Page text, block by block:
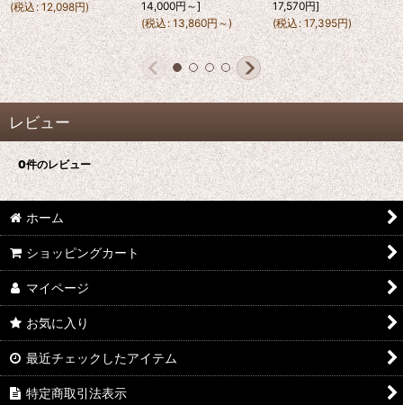
(税込: 12,098円)
14,000円～]
(税込: 13,860円～)
17,570円]
(税込: 17,395円)
レビュー
0件のレビュー
ホーム
ショッピングカート
マイページ
お気に入り
最近チェックしたアイテム
特定商取引法表示